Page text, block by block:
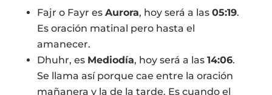
Fajr o Fayr es Aurora, hoy será a las 05:19.
Es oración matinal pero hasta el
amanecer.
Dhuhr, es Mediodía, hoy será a las 14:06.
Se llama así porque cae entre la oración
mañanera y la de la tarde. Es cuando el